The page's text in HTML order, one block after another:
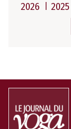
2026 2025